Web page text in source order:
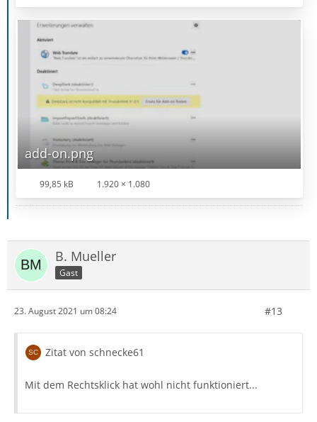
add-on.png
99,85 kB 1.920 × 1.080
B. Mueller
Gast
23. August 2021 um 08:24 #13
Zitat von schnecke61
Mit dem Rechtsklick hat wohl nicht funktioniert...